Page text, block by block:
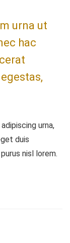
urna ut
hac
urna,
duis
nisl lorem.